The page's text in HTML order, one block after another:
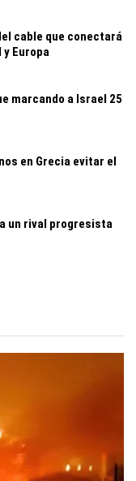
cable que conectará
Europa
marcando a Israel 25
en Grecia evitar el
un rival progresista